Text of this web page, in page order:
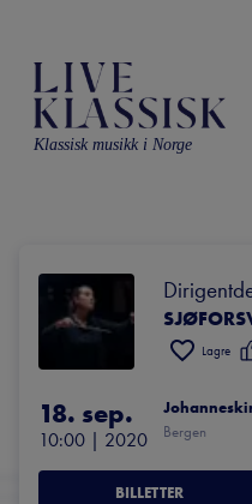
Klassisk musikk i Norge
Haugli
Lagre
18. sep.
10:00 | 2020
Bergen
BILLETTER